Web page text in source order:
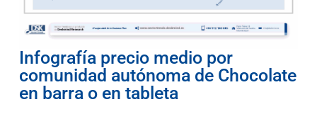
Infografía precio medio por
comunidad autónoma de Chocolate
en barra o en tableta